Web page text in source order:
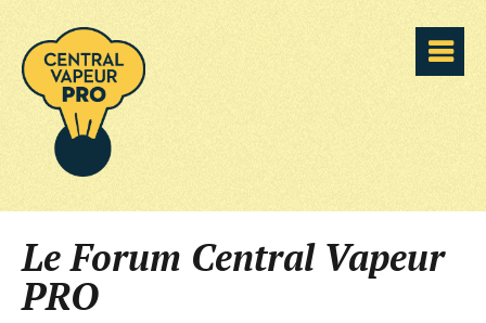
Le Forum Central Vapeur
PRO